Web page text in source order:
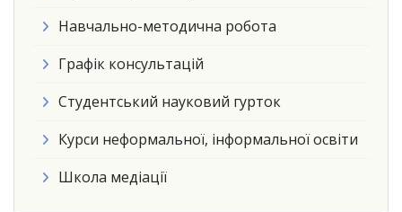
Навчально-методична робота
Графік консультацій
Студентський науковий гурток
Курси неформальної, інформальної освіти
Школа медіації